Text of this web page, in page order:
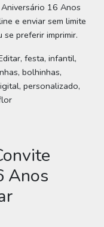
16 Anos
e enviar sem limite
preferir imprimir.
festa, infantil,
bolhinhas,
personalizado,
Anos